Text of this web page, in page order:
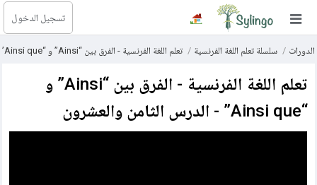
تسجيل الدخول
بحث
الصفحة الرئيسية
المكتبة
الدورات سلسلة تعلم اللغة الفرنسية تعلم اللغة الفرنسية - الفرق بين “Ainsi” و “Ainsi que” - الدرس الثامن والعشرون
تعلم اللغة الفرنسية - الفرق بين “Ainsi” و
“Ainsi que” - الدرس الثامن والعشرون